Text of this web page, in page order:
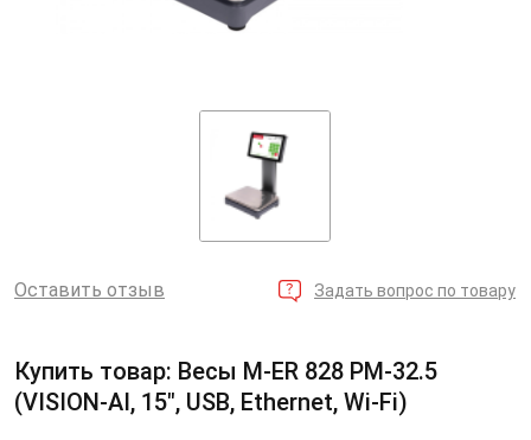
Оставить отзыв Задать вопрос по товару
Купить товар: Весы M-ER 828 PM-32.5
(VISION-AI, 15", USB, Ethernet, Wi-Fi)